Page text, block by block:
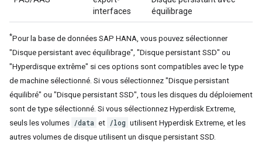
interfaces
équilibrage
*Pour la base de données SAP HANA, vous pouvez sélectionner
"Disque persistant avec équilibrage", "Disque persistant SSD" ou
"Hyperdisque extrême" si ces options sont compatibles avec le type
de machine sélectionné. Si vous sélectionnez "Disque persistant
équilibré" ou "Disque persistant SSD", tous les disques du déploiement
sont de type sélectionné. Si vous sélectionnez Hyperdisk Extreme,
seuls les volumes /data et /log utilisent Hyperdisk Extreme, et les
autres volumes de disque utilisent un disque persistant SSD.